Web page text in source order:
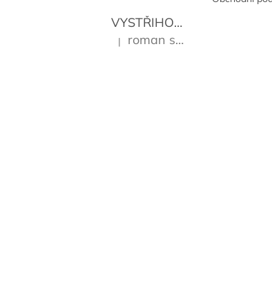
VYSTŘIHOVÁNKY - PRAŽSKÉ PAMÁTKY
Hodnocení produktu je 5 z 5
| roman sekanina